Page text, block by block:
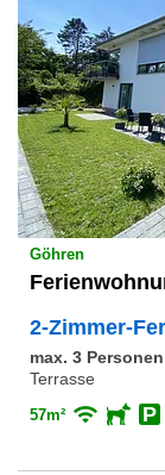
Göhren
2-Zimmer-
max. 3 Personen
Terrasse
57m²